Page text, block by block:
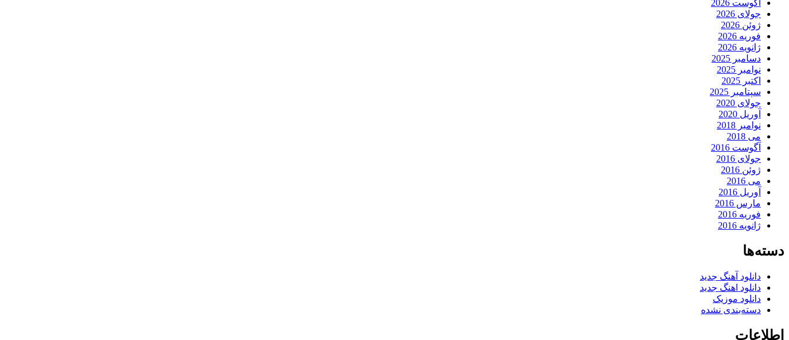
آگوست 2026
جولای 2026
ژوئن 2026
فوریه 2026
ژانویه 2026
دسامبر 2025
نوامبر 2025
اکتبر 2025
سپتامبر 2025
جولای 2020
آوریل 2020
نوامبر 2018
می 2018
آگوست 2016
جولای 2016
ژوئن 2016
می 2016
آوریل 2016
مارس 2016
فوریه 2016
ژانویه 2016
دسته‌ها
دانلود آهنگ جدید
دانلود اهنگ جدید
دانلود موزیک
دسته‌بندی نشده
اطلاعات